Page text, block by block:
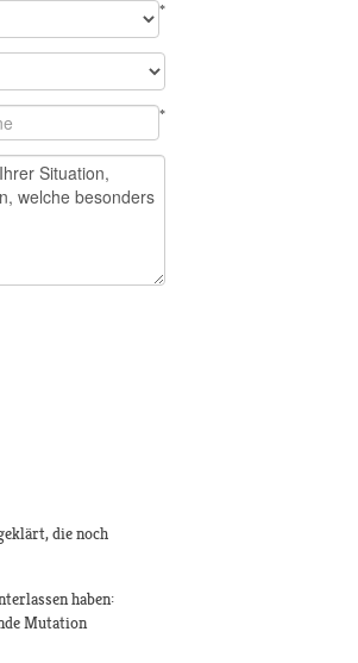
*
*
die noch
haben:
Mutation